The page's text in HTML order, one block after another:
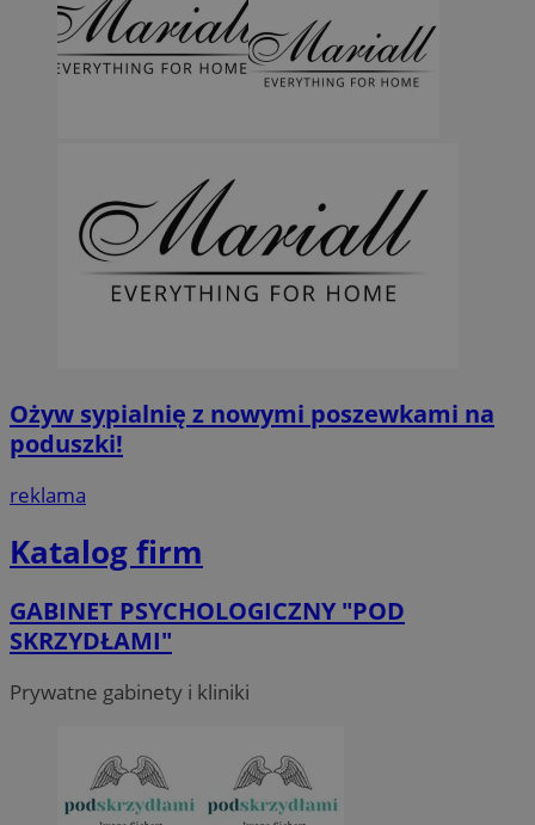
Ożyw sypialnię z nowymi poszewkami na
poduszki!
reklama
Katalog firm
GABINET PSYCHOLOGICZNY "POD
SKRZYDŁAMI"
Prywatne gabinety i kliniki